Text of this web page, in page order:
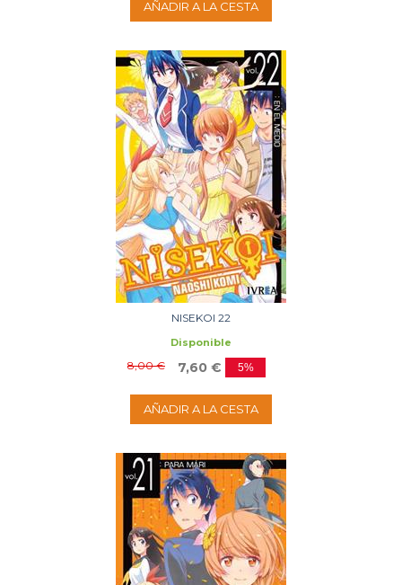
AÑADIR A LA CESTA
NISEKOI 22
Disponible
8,00 € 7,60 € 5%
AÑADIR A LA CESTA